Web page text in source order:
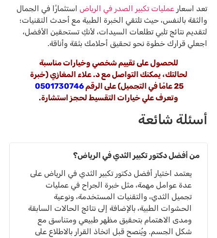
تعد اسعار عمليات تكبير الصدر في الرياض استثمارًا في الجمال
والثقة بالنفس، حيث تلتقي الخبرة الطبية مع أحدث التقنيات؛
لتقديم نتائج تلبي تطلعات السيدات، لأنكِ تستحقين الأفضل،
اجعلي قرارك خطوة نحو تحقيق أحلامك بثقة وأناقة.
للحصول على تقييم شخصي وخيارات مناسبة
لحالتك، يمكنك التواصل مع د. علاء المغازي (خبرة
25 عامًا في التجميل) على الرقم
0501730746
وتعرف علي خيارات التقسيط لحجز استشارة.
أسئلة شائعة
من أفضل دكتور تكبير الثدي في الرياض؟
يعتمد اختيار أفضل دكتور تكبير الثدي في الرياض على
عدة عوامل مهمة، مثل خبرة الجراح في عمليات
تجميل الثدي، والتقنيات المستخدمة، ونوعية
الحشوات الطبية، بالإضافة إلى نتائج الحالات السابقة
ومدى الاهتمام بتحقيق مظهر طبيعي ومتناسق مع
شكل الجسم. ويُنصح قبل اتخاذ القرار بالاطلاع على